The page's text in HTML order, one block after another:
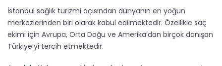
İstanbul sağlık turizmi açısından dünyanın en yoğun
merkezlerinden biri olarak kabul edilmektedir. Özellikle saç
ekimi için Avrupa, Orta Doğu ve Amerika’dan birçok danışan
Türkiye’yi tercih etmektedir.